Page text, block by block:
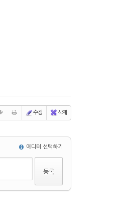
수정 삭제
에디터 선택하기